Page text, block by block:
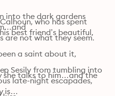
into the dark gardens
are not what they seem.
who has spent
best friend’s beautiful,
a saint about it,
she talks to him…and the
Sesily from tumbling into
late-night escapades,
is